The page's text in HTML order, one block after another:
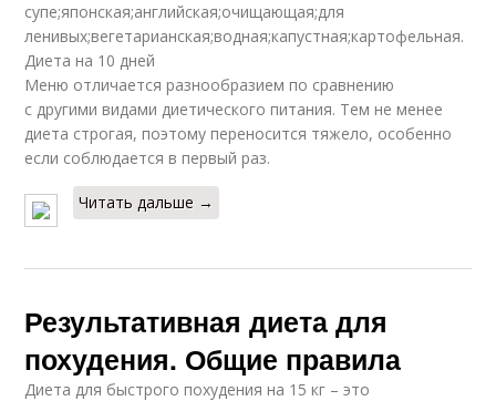
супе;японская;английская;очищающая;для
ленивых;вегетарианская;водная;капустная;картофельная.
Диета на 10 дней
Меню отличается разнообразием по сравнению
с другими видами диетического питания. Тем не менее
диета строгая, поэтому переносится тяжело, особенно
если соблюдается в первый раз.
Читать дальше →
Результативная диета для
похудения. Общие правила
Диета для быстрого похудения на 15 кг – это